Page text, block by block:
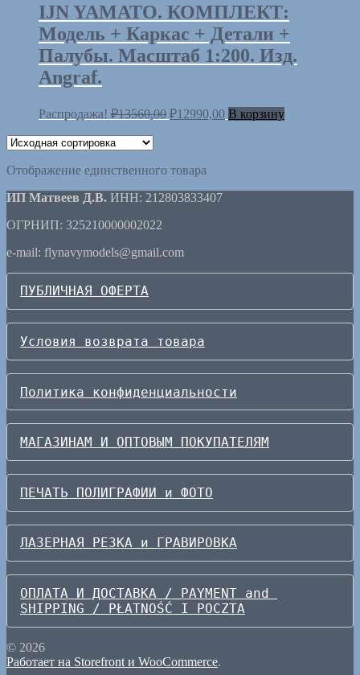
IJN YAMATO. КОМПЛЕКТ:
Модель + Каркас + Детали +
Палубы. Масштаб 1:200. Изд.
Angraf.
Распродажа! ₽13560,00 ₽12990,00 В корзину
Отображение единственного товара
ИП Матвеев Д.В. ИНН: 212803833407
ОГРНИП: 325210000002022
e-mail: flynavymodels@gmail.com
ПУБЛИЧНАЯ ОФЕРТА
Условия возврата товара
Политика конфиденциальности
МАГАЗИНАМ И ОПТОВЫМ ПОКУПАТЕЛЯМ
ПЕЧАТЬ ПОЛИГРАФИИ и ФОТО
ЛАЗЕРНАЯ РЕЗКА и ГРАВИРОВКА
ОПЛАТА И ДОСТАВКА / PAYMENT and
SHIPPING / PŁATNOŚĆ I POCZTA
© 2026
Работает на Storefront и WooCommerce.